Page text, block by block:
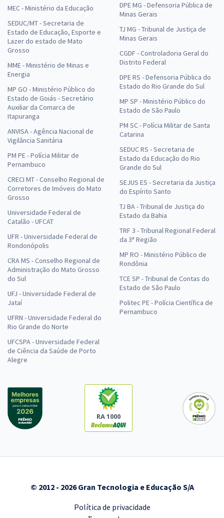
MEC - Ministério da Educação
SEDUC/MT - Secretaria de
Estado de Educação, Esporte e
Lazer do estado de Mato
Grosso
MME - Ministério de Minas e
Energia
MP GO - Ministério Público do
Estado de Goiás - Secretário
Auxiliar da Comarca de
Itapuranga
ANVISA - Agência Nacional de
Vigilância Sanitária
PM PE - Polícia Militar de
Pernambuco
CRECI MT - Conselho Regional de
Corretores de Imóveis do Mato
Grosso
Universidade Federal de
Catalão - UFCAT
UFR - Universidade Federal de
Rondonópolis
CRA MS - Conselho Regional de
Administração do Mato Grosso
do Sul
UFJ - Universidade Federal de
Jataí
UFRN - Universidade Federal do
Rio Grande do Norte
UFCSPA - Universidade Federal
de Ciência da Saúde de Porto
Alegre
DPE MG - Defensoria Pública de
Minas Gerais
TJ MG - Tribunal de Justiça de
Minas Gerais
CGDF - Controladoria Geral do
Distrito Federal
DPE RS - Defensoria Pública do
Estado do Rio Grande do Sul
MP SP - Ministério Público do
Estado de São Paulo
PM SC - Polícia Militar de Santa
Catarina
SEDUC RS - Secretaria de
Estado da Educação do Rio
Grande do Sul
SEJUS ES - Secretaria da Justiça
do Espírito Santo
TJ BA - Tribunal de Justiça do
Estado da Bahia
TRF 3 - Tribunal Regional Federal
da 3ª Região
MP RO - Ministério Público de
Rondônia
TCE SP - Tribunal de Contas do
Estado de São Paulo
Politec PE - Polícia Científica de
Pernambuco
RA 1000
© 2012 - 2026 Gran Tecnologia e Educação S/A
Política de privacidade